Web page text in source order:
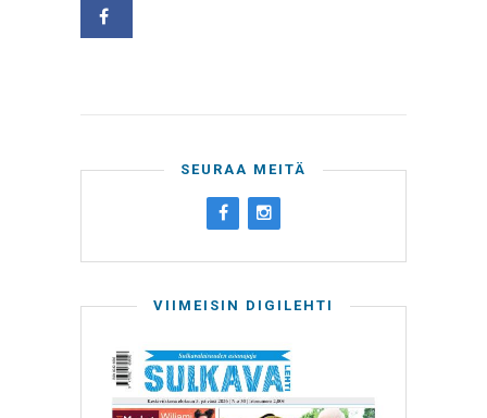
SEURAA MEITÄ
VIIMEISIN DIGILEHTI